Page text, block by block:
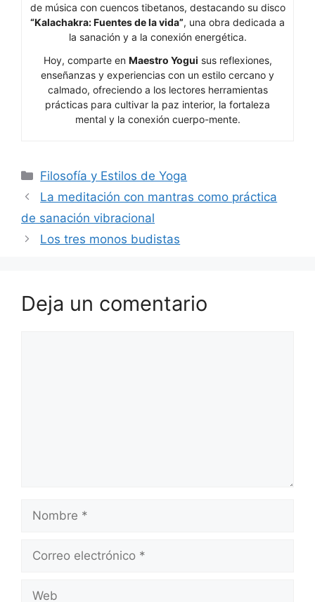
de música con cuencos tibetanos, destacando su disco
“Kalachakra: Fuentes de la vida”, una obra dedicada a
la sanación y a la conexión energética.
Hoy, comparte en Maestro Yogui sus reflexiones,
enseñanzas y experiencias con un estilo cercano y
calmado, ofreciendo a los lectores herramientas
prácticas para cultivar la paz interior, la fortaleza
mental y la conexión cuerpo-mente.
Categorías
Filosofía y Estilos de Yoga
La meditación con mantras como práctica
de sanación vibracional
Los tres monos budistas
Deja un comentario
Nombre
Correo
Web